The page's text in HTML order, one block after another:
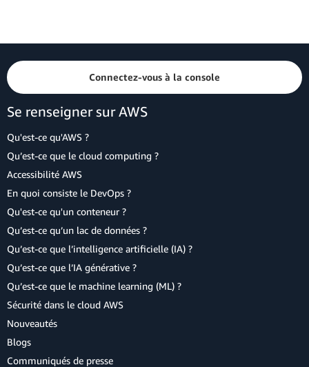
Connectez-vous à la console
Se renseigner sur AWS
Qu'est-ce qu'AWS ?
Qu’est-ce que le cloud computing ?
Accessibilité AWS
En quoi consiste le DevOps ?
Qu'est-ce qu'un conteneur ?
Qu’est-ce qu’un lac de données ?
Qu’est-ce que l’intelligence artificielle (IA) ?
Qu’est-ce que l’IA générative ?
Qu’est-ce que le machine learning (ML) ?
Sécurité dans le cloud AWS
Nouveautés
Blogs
Communiqués de presse